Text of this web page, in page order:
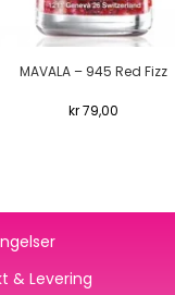
MAVALA – 945 Red Fizz
kr79,00
& Levering